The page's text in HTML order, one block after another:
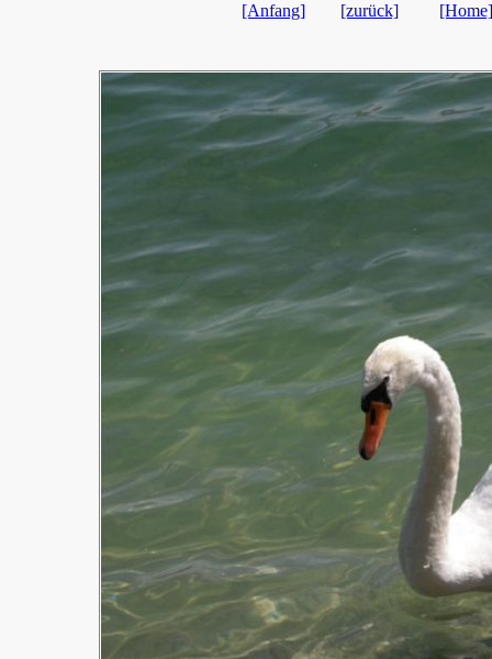
[Anfang] [zurück] [Home]